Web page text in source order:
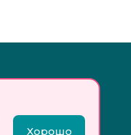
Хорошо